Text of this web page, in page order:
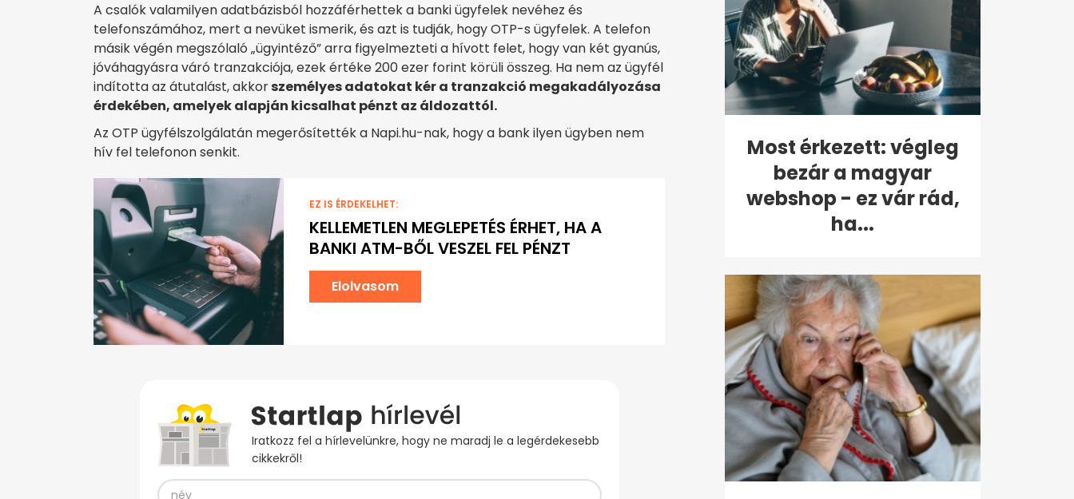
A csalók valamilyen adatbázisból hozzáférhettek a banki ügyfelek nevéhez és
telefonszámához, mert a nevüket ismerik, és azt is tudják, hogy OTP-s ügyfelek. A telefon
másik végén megszólaló „ügyintéző” arra figyelmezteti a hívott felet, hogy van két gyanús,
jóváhagyásra váró tranzakciója, ezek értéke 200 ezer forint körüli összeg. Ha nem az ügyfél
indította az átutalást, akkorszemélyes adatokat kér a tranzakció megakadályozása
érdekében, amelyek alapján kicsalhat pénzt az áldozattól.
Az OTP ügyfélszolgálatán megerősítették a Napi.hu-nak, hogy a bank ilyen ügyben nem
hív fel telefonon senkit.
EZ IS ÉRDEKELHET:
KELLEMETLEN MEGLEPETÉS ÉRHET, HA A
BANKI ATM-BŐL VESZEL FEL PÉNZT
Elolvasom
Iratkozz fel a hírlevelünkre, hogy ne maradj le a legérdekesebb
cikkekről!
Most érkezett: végleg
bezár a magyar
webshop - ez vár rád,
ha...